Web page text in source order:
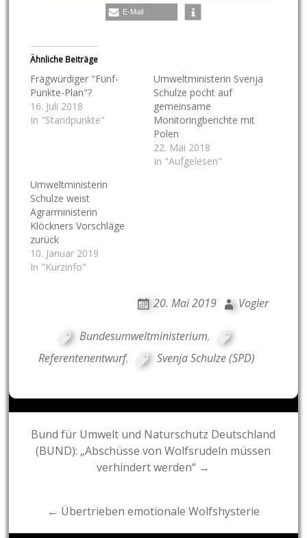
E-Mail
Ähnliche Beiträge
Fragwürdiger "Fünf-
Punkte-Plan"?
16. Juli 2018
In "Standpunkte"
Umweltministerin Svenja
Schulze pocht auf
gemeinsame
Monitoringberichte mit
Polen
22. Mai 2018
In "Aufgelesen"
Umweltministerin
Schulze weist
Agrarministerin
Klöckners Vorschläge
zurück
10. Januar 2019
In "Kurzinfo"
20. Mai 2019 Vogler
Bundesumweltministerium,
Referentenentwurf, Svenja Schulze (SPD)
Post
navigation
Bund für Umwelt und Naturschutz Deutschland
(BUND): „Abschüsse von Wolfsrudeln müssen
verhindert werden“ →
← Übertrieben emotionale Wolfshysterie